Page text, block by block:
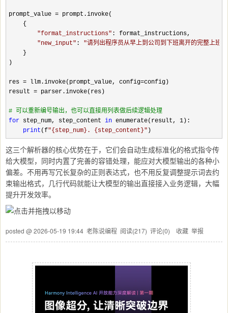
prompt_value = prompt.invoke(
    {
"format_instructions" : format_instructions,
"new_input" : "请列出程序员从早上到公司到下班离开的完整上班
    }
)
res = llm.invoke(prompt_value, config=config)
result = parser.invoke(res)
# 可以重新编号输出，也可以直接用列表做后续逻辑处理
for step_num, step_content in enumerate(result, 1 ):
print (f"{step_num}. {step_content}" )
这三个解析器的核心优势在于，它们会自动生成标准化的格式指令传
给大模型，同时内置了完善的容错处理，能应对大模型输出的各种小
偏差。不用再写冗长复杂的正则表达式，也不用反复调整提示词去约
束输出格式，几行代码就能让大模型的输出直接接入业务逻辑，大幅
提升开发效率。
posted @2026-05-19 19:44 老陈说编程 阅读(217) 评论(0) 收藏 举报